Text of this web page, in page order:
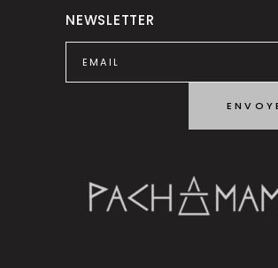
NEWSLETTER